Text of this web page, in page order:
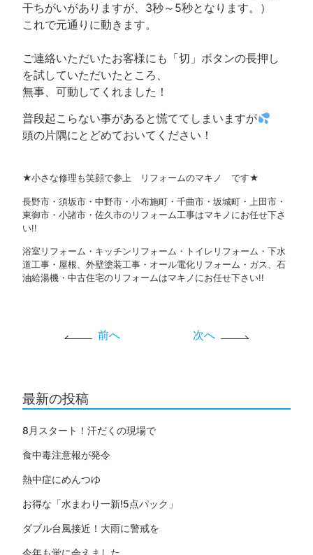
干ちがいがありますが、3秒～5秒となります。）
これで元通りに動きます。
ご連絡いただいたお客様にも「切」ボタンの長押し
を試していただいたところ、
無事、可動してくれました！
普段起こらない事があると慌ててしまいますが
頭の片隅にとどめておいてください！
★小さな修理も笑顔で参上 リフォームのマキノ です★
長野市・須坂市・中野市・小布施町・千曲市・坂城町・上田市・
東御市・小諸市・佐久市のリフォーム工事はマキノにお任せ下さ
い!!
浴室リフォーム・キッチンリフォーム・トイレリフォーム・下水
道工事・屋根、外壁塗装工事・オール電化リフォーム・ガス、石
油給湯機・中古住宅のリフォームはマキノにお任せ下さい!!
前へ 次へ
最新の投稿
8月スタート！汗だくの現場で
食中毒注意報が発令
熱中症にめんつゆ
お得な「水まわり一新!5点パック」
ダブル台風接近！大雨に警戒を